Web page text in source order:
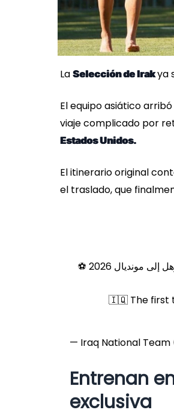
La Selección de Irakya
El equipo asiático
viaje complicado por
Estados Unidos.
El itinerario original
el traslado, que
🇮🇶 The first
— Iraq National Team
Entrenan
exclusiva